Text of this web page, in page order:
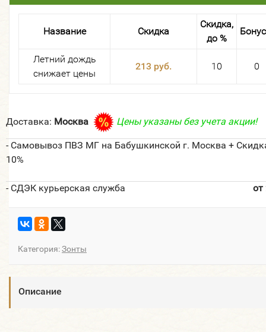
Название Скидка
Скидка,
до %
Летний дождь
снижает цены
213 руб. 10 0
Доставка: Москва Цены указаны без учета акции!
- Самовывоз ПВЗ МГ на Бабушкинской г. Москва +
10%
- СДЭК курьерская служба
Категория:Зонты
Описание